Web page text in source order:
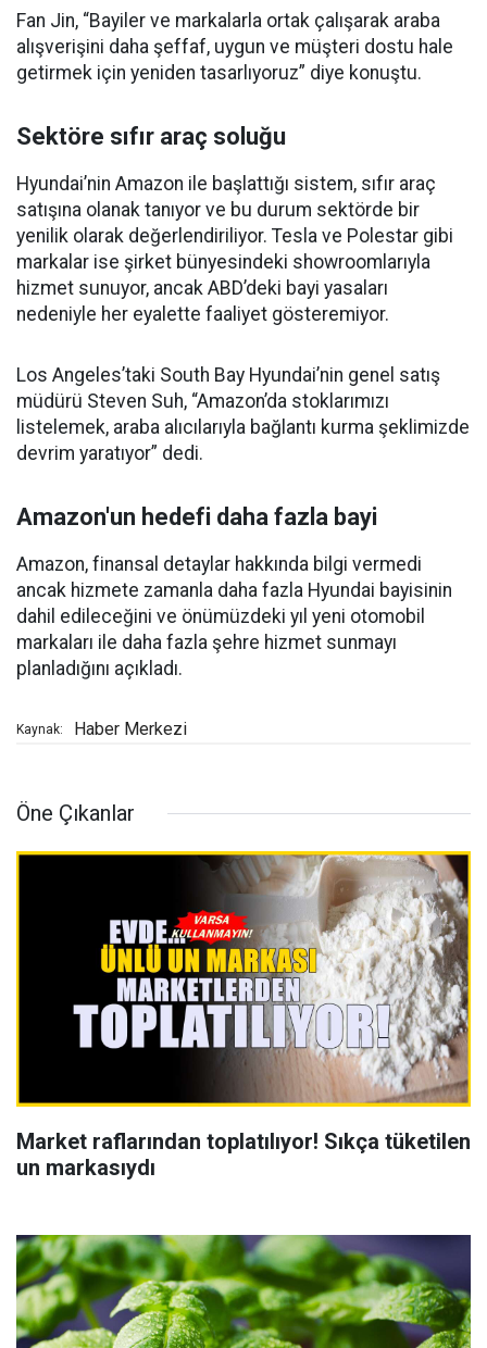
Fan Jin, “Bayiler ve markalarla ortak çalışarak araba
alışverişini daha şeffaf, uygun ve müşteri dostu hale
getirmek için yeniden tasarlıyoruz” diye konuştu.
Sektöre sıfır araç soluğu
Hyundai’nin Amazon ile başlattığı sistem, sıfır araç
satışına olanak tanıyor ve bu durum sektörde bir
yenilik olarak değerlendiriliyor. Tesla ve Polestar gibi
markalar ise şirket bünyesindeki showroomlarıyla
hizmet sunuyor, ancak ABD’deki bayi yasaları
nedeniyle her eyalette faaliyet gösteremiyor.
Los Angeles’taki South Bay Hyundai’nin genel satış
müdürü Steven Suh, “Amazon’da stoklarımızı
listelemek, araba alıcılarıyla bağlantı kurma şeklimizde
devrim yaratıyor” dedi.
Amazon'un hedefi daha fazla bayi
Amazon, finansal detaylar hakkında bilgi vermedi
ancak hizmete zamanla daha fazla Hyundai bayisinin
dahil edileceğini ve önümüzdeki yıl yeni otomobil
markaları ile daha fazla şehre hizmet sunmayı
planladığını açıkladı.
Kaynak: Haber Merkezi
Öne Çıkanlar
Market raflarından toplatılıyor! Sıkça tüketilen
un markasıydı